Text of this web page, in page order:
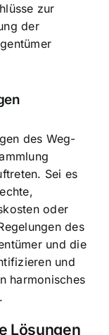
zur
der
des Weg-
Sei es
oder
des
und die
und
harmonisches
Lösungen